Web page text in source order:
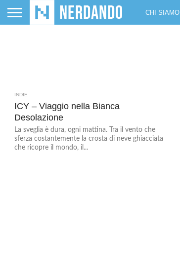
CHI SIAMO
INDIE
ICY – Viaggio nella Bianca
Desolazione
La sveglia è dura, ogni mattina. Tra il vento che
sferza costantemente la crosta di neve ghiacciata
che ricopre il mondo, il...